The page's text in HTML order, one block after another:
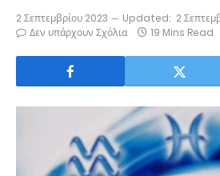
2 Σεπτεμβρίου 2023 Updated: 2
Δεν υπάρχουν Σχόλια
19 Mins Read